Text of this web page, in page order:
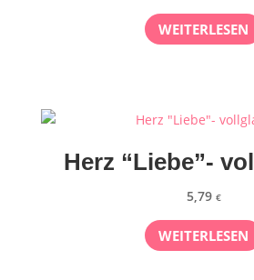
WEITERLESEN
Herz “Liebe”-
5,79 €
WEITERLESEN